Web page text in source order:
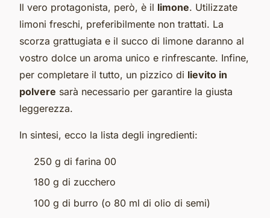
Il vero protagonista, però, è il limone. Utilizzate
limoni freschi, preferibilmente non trattati. La
scorza grattugiata e il succo di limone daranno al
vostro dolce un aroma unico e rinfrescante. Infine,
per completare il tutto, un pizzico di lievito in
polvere sarà necessario per garantire la giusta
leggerezza.
In sintesi, ecco la lista degli ingredienti:
250 g di farina 00
180 g di zucchero
100 g di burro (o 80 ml di olio di semi)